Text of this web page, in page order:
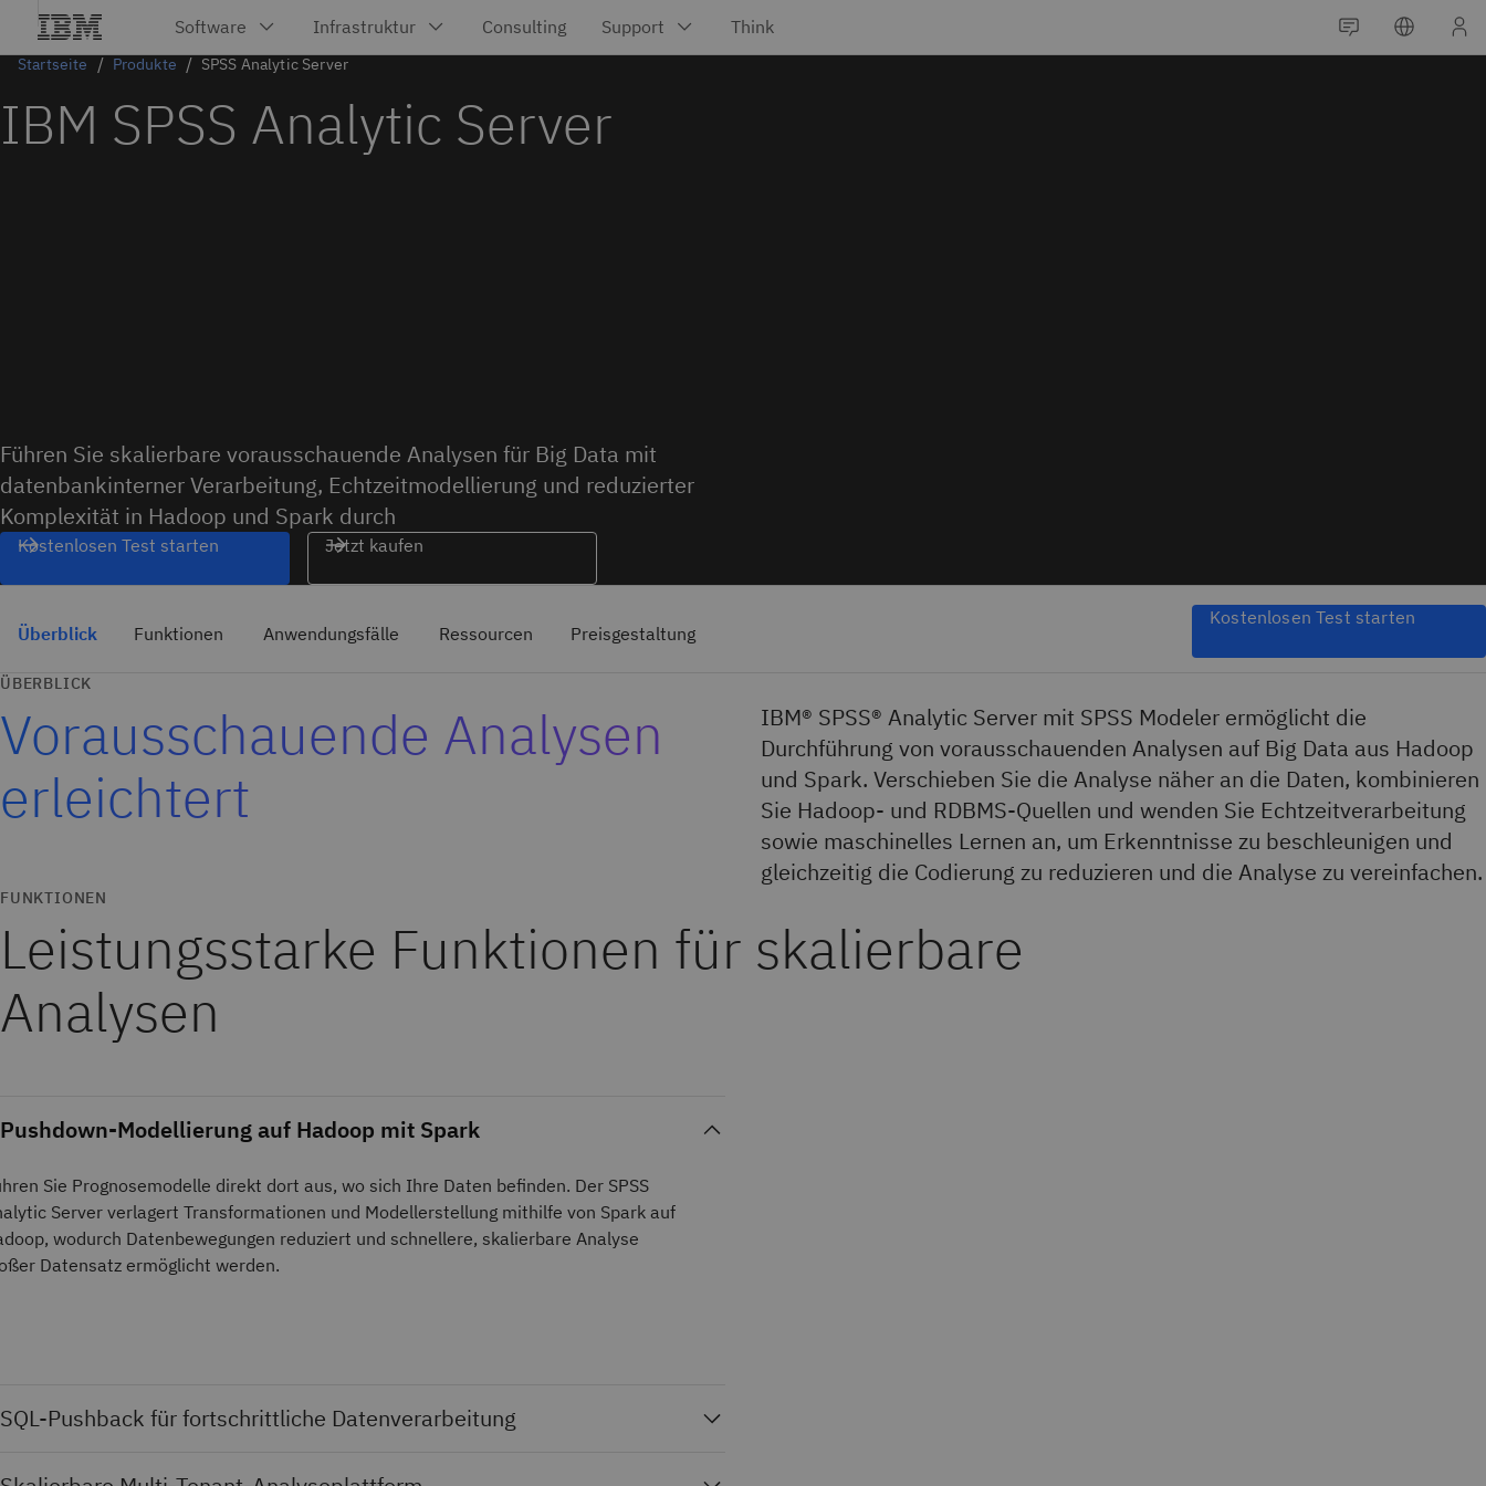
Startseite Produkte SPSS Analytic Server
IBM SPSS Analytic Server
Führen Sie skalierbare vorausschauende Analysen für Big Data mit
datenbankinterner Verarbeitung, Echtzeitmodellierung und reduzierter
Komplexität in Hadoop und Spark durch
Kostenlosen Test starten Jetzt kaufen
Überblick Funktionen Anwendungsfälle Ressourcen Preisgestaltung
Kostenlosen Test starten
ÜBERBLICK
Vorausschauende Analysen
erleichtert
IBM® SPSS® Analytic Server mit SPSS Modeler ermöglicht die
Durchführung von vorausschauenden Analysen auf Big Data aus Hadoop
und Spark. Verschieben Sie die Analyse näher an die Daten, kombinieren
Sie Hadoop- und RDBMS-Quellen und wenden Sie Echtzeitverarbeitung
sowie maschinelles Lernen an, um Erkenntnisse zu beschleunigen und
gleichzeitig die Codierung zu reduzieren und die Analyse zu vereinfachen.
FUNKTIONEN
Leistungsstarke Funktionen für skalierbare
Analysen
Pushdown-Modellierung auf Hadoop mit Spark
Sie Prognosemodelle direkt dort aus, wo sich Ihre Daten befinden. Der SPSS
Server verlagert Transformationen und Modellerstellung mithilfe von Spark auf
wodurch Datenbewegungen reduziert und schnellere, skalierbare Analyse
Datensatz ermöglicht werden.
SQL-Pushback für fortschrittliche Datenverarbeitung